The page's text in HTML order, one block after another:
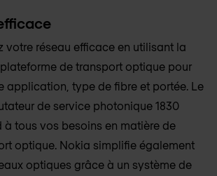
votre réseau efficace en utilisant la
de transport optique pour
application, type de fibre et portée. Le
de service photonique 1830
à tous vos besoins en matière de
optique. Nokia simplifie également
optiques grâce à un système de